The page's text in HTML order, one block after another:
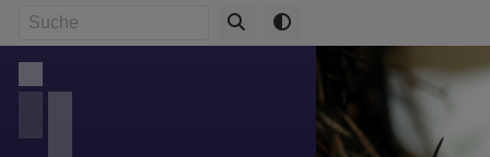
Direkt
Inhalt